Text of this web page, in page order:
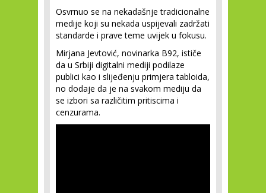
Osvrnuo se na nekadašnje tradicionalne
medije koji su nekada uspijevali zadržati
standarde i prave teme uvijek u fokusu.
Mirjana Jevtović, novinarka B92, ističe
da u Srbiji digitalni mediji podilaze
publici kao i slijeđenju primjera tabloida,
no dodaje da je na svakom mediju da
se izbori sa različitim pritiscima i
cenzurama.